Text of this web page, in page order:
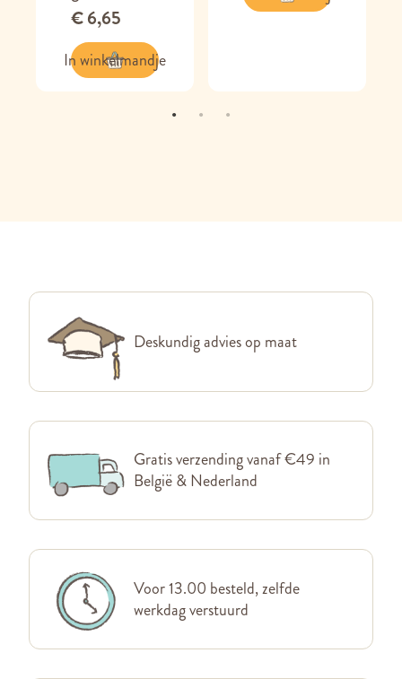
€ 6,65
In winkelmandje
Deskundig advies op maat
Gratis verzending vanaf €49 in
België & Nederland
Voor 13.00 besteld, zelfde
werkdag verstuurd